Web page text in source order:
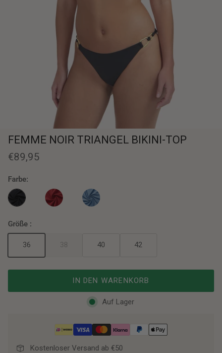
FEMME NOIR TRIANGEL BIKINI-TOP
€89,95
Farbe:
Größe :
36 38 40 42
IN DEN WARENKORB
Auf Lager
Kostenloser Versand ab €50